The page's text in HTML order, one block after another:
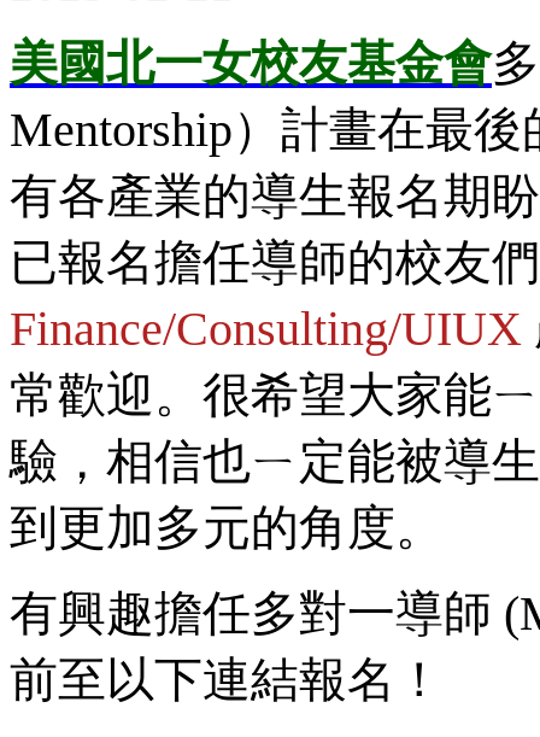
美國北一女校友基金會
Mentorship）計畫在最
有各產業的導生報名期
已報名擔任導師的校友
Finance/Consulting/UIUX
常歡迎。很希望大家能
驗，相信也ㄧ定能被導
到更加多元的角度。
有興趣擔任多對一導師
前至以下連結報名！